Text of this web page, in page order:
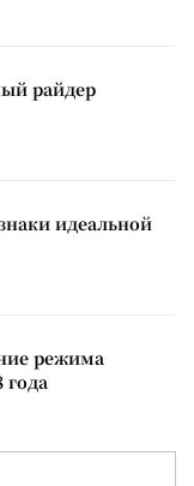
райдер
идеальной
режима
года